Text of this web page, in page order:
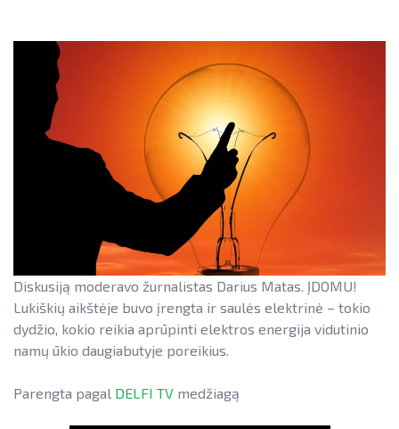
Diskusiją moderavo žurnalistas Darius Matas. ĮDOMU!
Lukiškių aikštėje buvo įrengta ir saulės elektrinė – tokio
dydžio, kokio reikia aprūpinti elektros energija vidutinio
namų ūkio daugiabutyje poreikius.
Parengta pagal DELFI TV medžiagą